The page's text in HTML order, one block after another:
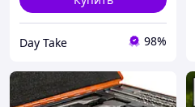
Day Take 98%